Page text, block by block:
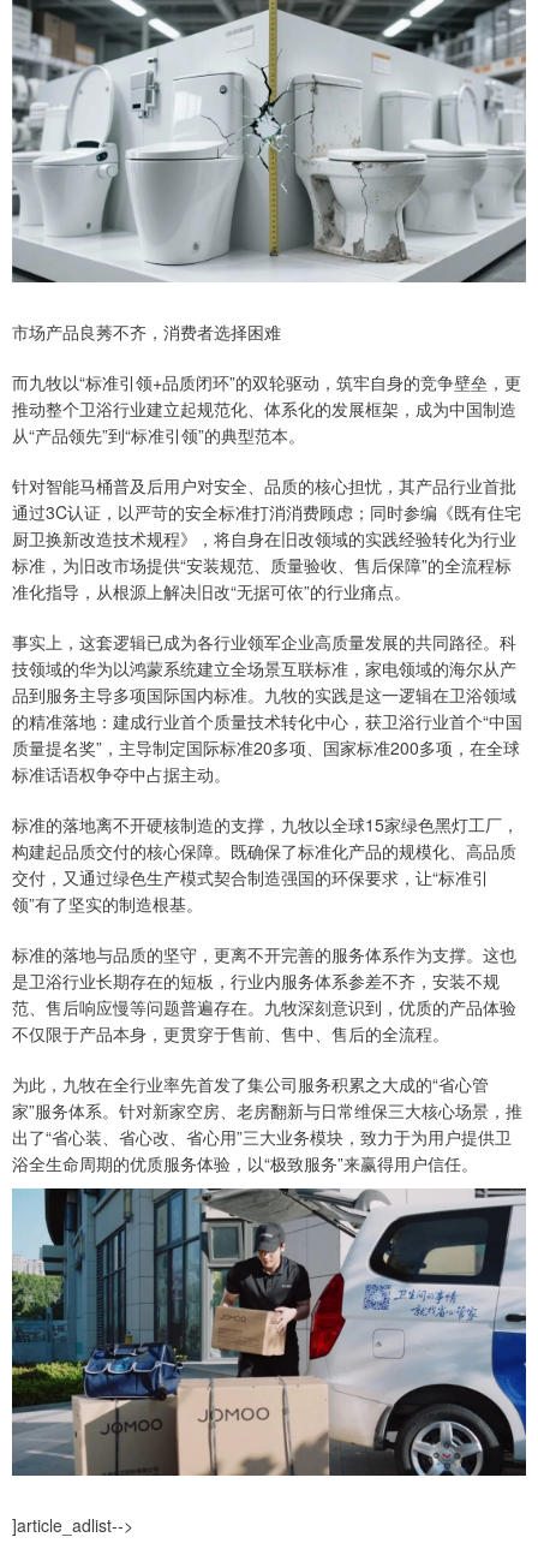
市场产品良莠不齐，消费者选择困难
而九牧以“标准引领+品质闭环”的双轮驱动，筑牢自身的竞争壁垒，更
推动整个卫浴行业建立起规范化、体系化的发展框架，成为中国制造
从“产品领先”到“标准引领”的典型范本。
针对智能马桶普及后用户对安全、品质的核心担忧，其产品行业首批
通过3C认证，以严苛的安全标准打消消费顾虑；同时参编《既有住宅
厨卫换新改造技术规程》，将自身在旧改领域的实践经验转化为行业
标准，为旧改市场提供“安装规范、质量验收、售后保障”的全流程标
准化指导，从根源上解决旧改“无据可依”的行业痛点。
事实上，这套逻辑已成为各行业领军企业高质量发展的共同路径。科
技领域的华为以鸿蒙系统建立全场景互联标准，家电领域的海尔从产
品到服务主导多项国际国内标准。九牧的实践是这一逻辑在卫浴领域
的精准落地：建成行业首个质量技术转化中心，获卫浴行业首个“中国
质量提名奖”，主导制定国际标准20多项、国家标准200多项，在全球
标准话语权争夺中占据主动。
标准的落地离不开硬核制造的支撑，九牧以全球15家绿色黑灯工厂，
构建起品质交付的核心保障。既确保了标准化产品的规模化、高品质
交付，又通过绿色生产模式契合制造强国的环保要求，让“标准引
领”有了坚实的制造根基。
标准的落地与品质的坚守，更离不开完善的服务体系作为支撑。这也
是卫浴行业长期存在的短板，行业内服务体系参差不齐，安装不规
范、售后响应慢等问题普遍存在。九牧深刻意识到，优质的产品体验
不仅限于产品本身，更贯穿于售前、售中、售后的全流程。
为此，九牧在全行业率先首发了集公司服务积累之大成的“省心管
家”服务体系。针对新家空房、老房翻新与日常维保三大核心场景，推
出了“省心装、省心改、省心用”三大业务模块，致力于为用户提供卫
浴全生命周期的优质服务体验，以“极致服务”来赢得用户信任。
]article_adlist-->